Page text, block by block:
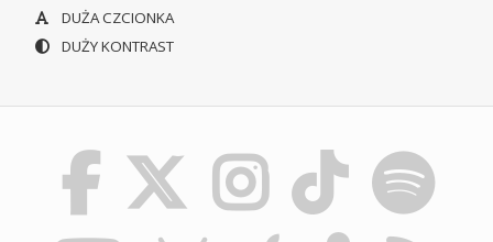
DUŻA CZCIONKA
DUŻY KONTRAST